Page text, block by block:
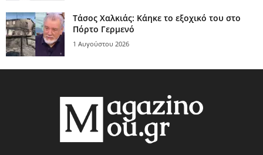
Τάσος Χαλκιάς: Κάηκε το εξοχικό του στο
Πόρτο Γερμενό
1 Αυγούστου 2026